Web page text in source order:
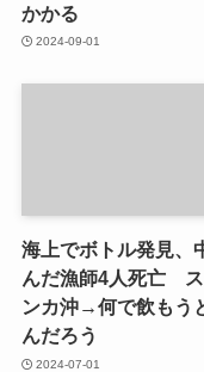
かかる
2024-09-01
海上でボトル発見、
んだ漁師4人死亡
ンカ沖→何で飲もう
んだろう
2024-07-01